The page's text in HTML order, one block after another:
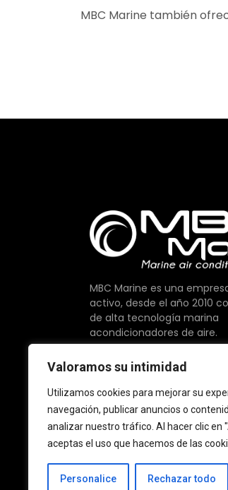
Valoramos su intimidad
Utilizamos cookies para mejorar su
navegación, publicar anuncios o
analizar nuestro tráfico. Al hacer clic en
aceptas el uso que hacemos de las
Personalice Rechazar todo
MBC Marine también
MBC Marine es una
activo, desde el año 2010
de alta tecnología marina
acondicionadores de aire.
Ofrecemos la máxima
componentes disponibles
son elaborados con orgullo